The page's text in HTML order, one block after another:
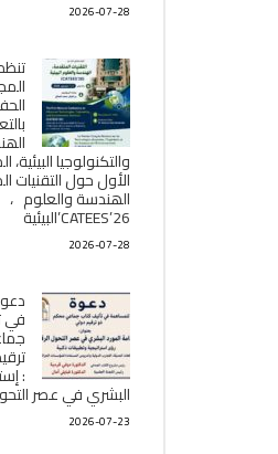
2026-07-28
والتكنولوجيا
الأول حول التقنيات
الھندسة والعلوم ،
CATEES’26’البیئية
2026-07-28
في
:
البشري في عصر
2026-07-23